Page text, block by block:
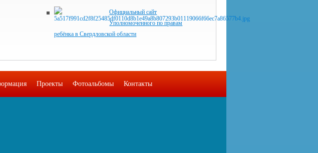
Официальный сайт
Уполномоченного по правам
ребёнка в Свердловской области
Проекты Фотоальбомы Контакты